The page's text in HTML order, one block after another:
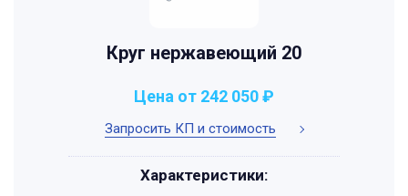
Круг нержавеющий 20
Запросить КП и стоимость
Цена от 242 050 ₽
Характеристики: